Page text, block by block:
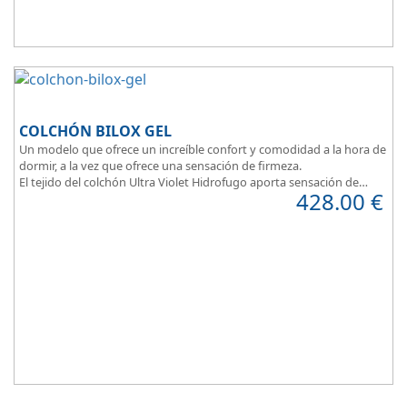
COLCHÓN BILOX GEL
Un modelo que ofrece un increíble confort y comodidad a la hora de
dormir, a la vez que ofrece una sensación de firmeza.
El tejido del colchón Ultra Violet Hidrofugo aporta sensación de
Sus capas de ViscoEnergy facilitan la relajación muscular y evita los
428.00 €